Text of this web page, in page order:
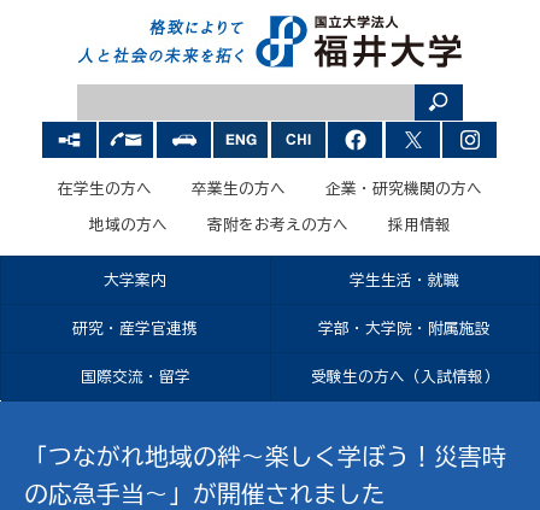
在学生の方へ 卒業生の方へ 企業・研究機関の方へ
地域の方へ 寄附をお考えの方へ 採用情報
大学案内 学生生活・就職
研究・産学官連携 学部・大学院・附属施設
国際交流・留学 受験生の方へ（入試情報）
「つながれ地域の絆～楽しく学ぼう！災害時
の応急手当～」が開催されました